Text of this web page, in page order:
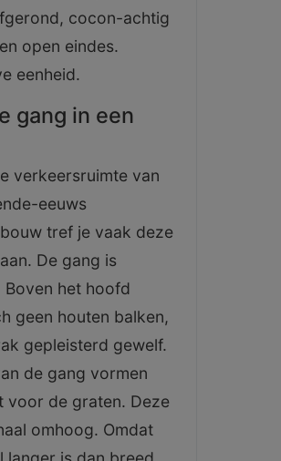
cocon-achtig
open eindes.
eenheid.
gang in een
verkeersruimte van
eeuws
tref je vaak deze
De gang is
het hoofd
geen houten balken,
gepleisterd gewelf.
de gang vormen
voor de graten. Deze
omhoog. Omdat